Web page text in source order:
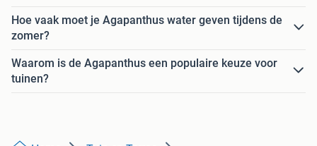
Hoe vaak moet je Agapanthus water geven tijdens de
zomer?
Waarom is de Agapanthus een populaire keuze voor
tuinen?